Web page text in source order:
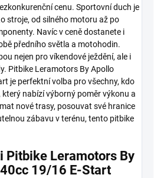
cenu. Sportovní duch je
stroje, od silného motoru až po
Navíc v ceně dostanete i
předního světla a motohodin.
nejen pro víkendové ježdění, ale i
Pitbike Leramotors By Apollo
je perfektní volba pro všechny, kdo
nabízí výborný poměr výkonu a
nové trasy, posouvat své hranice
zábavu v terénu, tento pitbike
Pitbike Leramotors By
19/16 E-Start